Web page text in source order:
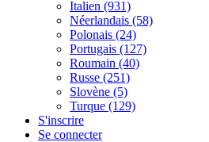
Italien (931)
Néerlandais (58)
Polonais (24)
Portugais (127)
Roumain (40)
Russe (251)
Slovène (5)
Turque (129)
S'inscrire
Se connecter